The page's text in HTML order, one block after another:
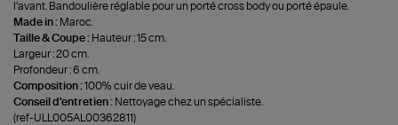
l'avant. Bandoulière réglable pour un porté cross body ou porté épaule.
Made in : Maroc.
Taille & Coupe : Hauteur : 15 cm.
Largeur : 20 cm.
Profondeur : 6 cm.
Composition :100% cuir de veau.
Conseil d'entretien : Nettoyage chez un spécialiste.
(ref-ULL005AL00362811)